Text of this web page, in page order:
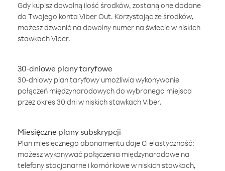
Gdy kupisz dowolną ilość środków, zostaną one dodane
do Twojego konta Viber Out. Korzystając ze środków,
możesz dzwonić na dowolny numer na świecie w niskich
stawkach Viber.
30-dniowe plany taryfowe
30-dniowy plan taryfowy umożliwia wykonywanie
połączeń międzynarodowych do wybranego miejsca
przez okres 30 dni w niskich stawkach Viber.
Miesięczne plany subskrypcji
Plan miesięcznego abonamentu daje Ci elastyczność:
możesz wykonywać połączenia międzynarodowe na
telefony stacjonarne i komórkowe w niskich stawkach,